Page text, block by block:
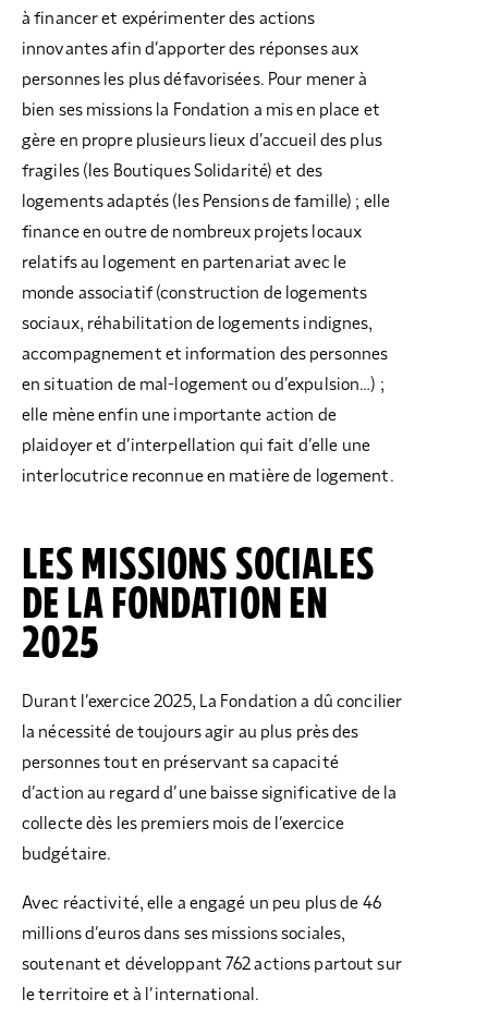
à financer et expérimenter des actions
innovantes afin d’apporter des réponses aux
personnes les plus défavorisées. Pour mener à
bien ses missions la Fondation a mis en place et
gère en propre plusieurs lieux d’accueil des plus
fragiles (les Boutiques Solidarité) et des
logements adaptés (les Pensions de famille) ; elle
finance en outre de nombreux projets locaux
relatifs au logement en partenariat avec le
monde associatif (construction de logements
sociaux, réhabilitation de logements indignes,
accompagnement et information des personnes
en situation de mal-logement ou d’expulsion…) ;
elle mène enfin une importante action de
plaidoyer et d’interpellation qui fait d’elle une
interlocutrice reconnue en matière de logement.
LES MISSIONS SOCIALES
DE LA FONDATION EN
2025
Durant l’exercice 2025, La Fondation a dû concilier
la nécessité de toujours agir au plus près des
personnes tout en préservant sa capacité
d’action au regard d’une baisse significative de la
collecte dès les premiers mois de l’exercice
budgétaire.
Avec réactivité, elle a engagé un peu plus de 46
millions d’euros dans ses missions sociales,
soutenant et développant 762 actions partout sur
le territoire et à l’international.